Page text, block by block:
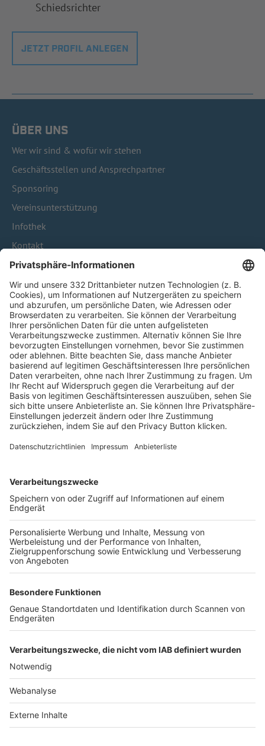
Schiedsrichter
JETZT PROFIL ANLEGEN
ÜBER UNS
Wer wir sind & wofür wir stehen
Geschäftsstellen und Ansprechpartner
Sponsoring
Vereinsunterstützung
Infothek
Kontakt
HÄUFIG BESUCHTE SEITEN
Pässe und Vereinswechsel
Trainerausbildung
Schulungsangebot Vereinsmitarbeiter
BFV-Geschäftsstellen
Trainerbörse
Login SpielPlus
FOLGE DEM BFV
TOP-VEREINE
TOP-PARTNER
Nutzungsbedingungen Datenschutz Impressum